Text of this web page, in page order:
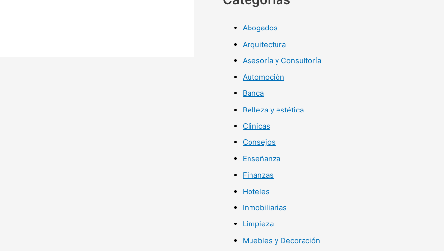
Abogados
Arquitectura
Asesoría y Consultoría
Automoción
Banca
Belleza y estética
Clinicas
Consejos
Enseñanza
Finanzas
Hoteles
Inmobiliarias
Limpieza
Muebles y Decoración